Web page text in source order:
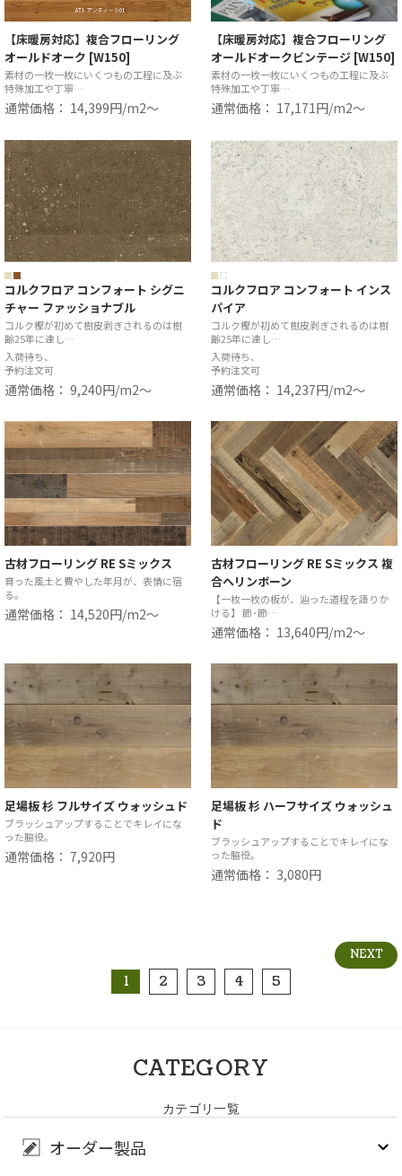
【床暖房対応】複合フローリング
オールドオーク [W150]
素材の一枚一枚にいくつもの工程に及ぶ
特殊加工や丁寧…
通常価格： 14,399円/m2〜
【床暖房対応】複合フローリング
オールドオークビンテージ [W150]
素材の一枚一枚にいくつもの工程に及ぶ
特殊加工や丁寧…
通常価格： 17,171円/m2〜
コルクフロア コンフォート シグニ
チャー ファッショナブル
コルク樫が初めて樹皮剥ぎされるのは樹
齢25年に達し…
入荷待ち、
予約注文可
通常価格： 9,240円/m2〜
コルクフロア コンフォート インス
パイア
コルク樫が初めて樹皮剥ぎされるのは樹
齢25年に達し…
入荷待ち、
予約注文可
通常価格： 14,237円/m2〜
古材フローリング RE Sミックス
育った風土と費やした年月が、表情に宿
る。
通常価格： 14,520円/m2〜
古材フローリング RE Sミックス 複
合ヘリンボーン
【一枚一枚の板が、辿った道程を語りか
ける】 節･節…
通常価格： 13,640円/m2〜
足場板 杉 フルサイズ ウォッシュド
ブラッシュアップすることでキレイにな
った脇役。
通常価格： 7,920円
足場板 杉 ハーフサイズ ウォッシュ
ド
ブラッシュアップすることでキレイにな
った脇役。
通常価格： 3,080円
1 2 3 4 5
NEXT
CATEGORY
カテゴリ一覧
オーダー製品